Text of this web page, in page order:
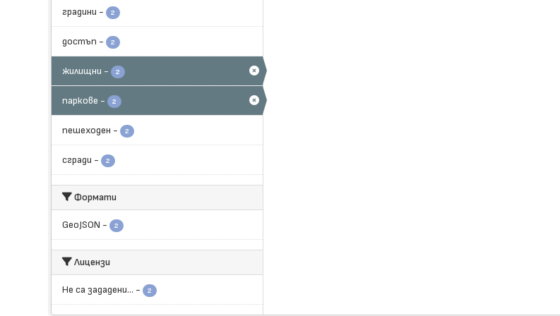
градини - 2
достъп - 2
жилищни - 2
паркове - 2
пешеходен - 2
сгради - 2
Формати
GeoJSON - 2
Лицензи
Не са зададени... - 2